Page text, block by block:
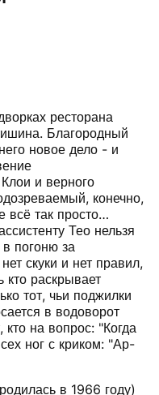
ресторана
Благородный
новое дело - и
и верного
конечно,
всё так просто…
Тео нельзя
погоню за
скуки и нет правил,
кто раскрывает
тот, чьи поджилки
в водоворот
на вопрос: "Когда
ног с криком: "Ар-
в 1966 году)